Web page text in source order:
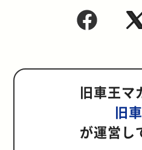
旧車王マ
旧
が運営し